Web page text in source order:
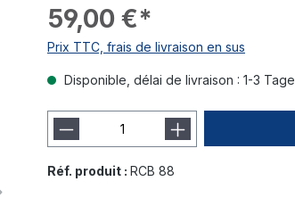
59,00 €*
Prix TTC, frais de livraison en sus
Disponible, délai de livraison : 1-3 Tage
Réf. produit : RCB 88